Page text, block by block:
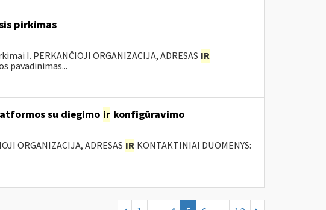
pirkimas
I. PERKANČIOJI ORGANIZACIJA, ADRESAS IR
pavadinimas...
su diegimo irkonfigūravimo
ORGANIZACIJA, ADRESAS IR KONTAKTINIAI DUOMENYS: